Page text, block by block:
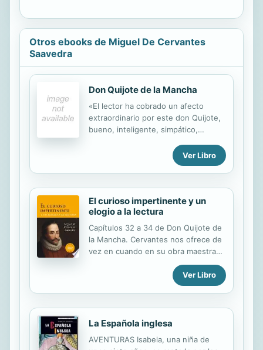
Otros ebooks de Miguel De Cervantes
Saavedra
Don Quijote de la Mancha
«El lector ha cobrado un afecto
extraordinario por este don Quijote,
bueno, inteligente, simpático,
ha convertido en un arcaísmo
viviente, que sólo tiene validez ante
lo imaginado o lo fingido y que se
desmorona ante la realidad. El lector
ya juzgará si hay en ello o no una
ejemplaridad y una lección para los
quiméricos y fantasiosos, es decir,
para los quijotes» Martín de Riquer
Ver Libro
El curioso impertinente y un
elogio a la lectura
Capítulos 32 a 34 de Don Quijote de
la Mancha. Cervantes nos ofrece de
vez en cuando en su obra maestra
unas novelitas totalmente
desconectadas de lo que él llama «la
verdadera historia de Don Quijote de
de su misma pluma, no pueden dejar
de tener mucho de enriquecedor,
de un estilo al que llaman
Ver Libro
La Española inglesa
AVENTURAS Isabela, una niña de